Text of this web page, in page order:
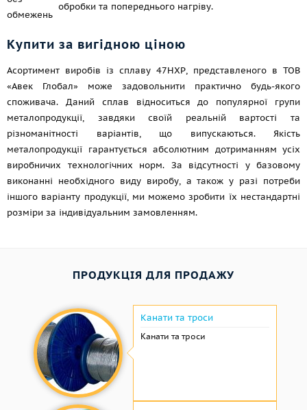
обмежень
обробки та попереднього нагріву.
Купити за вигідною ціною
Асортимент виробів із сплаву 47НХР, представленого в ТОВ
«Авек Глобал» може задовольнити практично будь-якого
споживача. Даний сплав відноситься до популярної групи
металопродукції, завдяки своїй реальній вартості та
різноманітності варіантів, що випускаються. Якість
металопродукції гарантується абсолютним дотриманням усіх
виробничих технологічних норм. За відсутності у базовому
виконанні необхідного виду виробу, а також у разі потреби
іншого варіанту продукції, ми можемо зробити їх нестандартні
розміри за індивідуальним замовленням.
ПРОДУКЦІЯ ДЛЯ ПРОДАЖУ
Канати та троси
Канати та троси